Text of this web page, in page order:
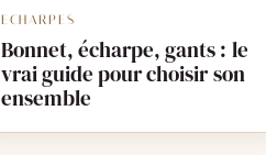
ECHARPES
Bonnet, écharpe, gants : le
vrai guide pour choisir son
ensemble